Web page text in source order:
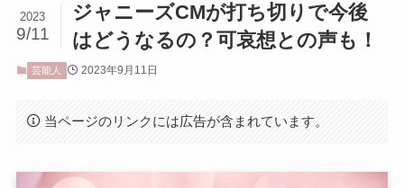
ジャニーズCMが打ち切りで今後
はどうなるの？可哀想との声も！
2023
9/11
芸能人 2023年9月11日
当ページのリンクには広告が含まれています。